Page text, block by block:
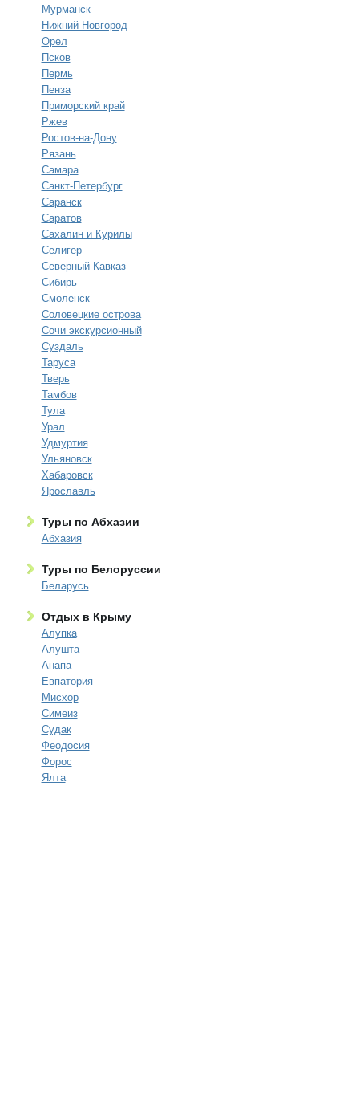
Мурманск
Нижний Новгород
Орел
Псков
Пермь
Пенза
Приморский край
Ржев
Ростов-на-Дону
Рязань
Самара
Санкт-Петербург
Саранск
Саратов
Сахалин и Курилы
Селигер
Северный Кавказ
Сибирь
Смоленск
Соловецкие острова
Сочи экскурсионный
Суздаль
Таруса
Тверь
Тамбов
Тула
Урал
Удмуртия
Ульяновск
Хабаровск
Ярославль
Туры по Абхазии
Абхазия
Туры по Белоруссии
Беларусь
Отдых в Крыму
Алупка
Алушта
Анапа
Евпатория
Мисхор
Симеиз
Судак
Феодосия
Форос
Ялта